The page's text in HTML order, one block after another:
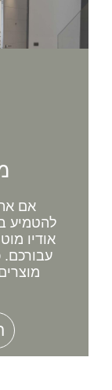
אם
להטמיע
אודיו
עבורכם.